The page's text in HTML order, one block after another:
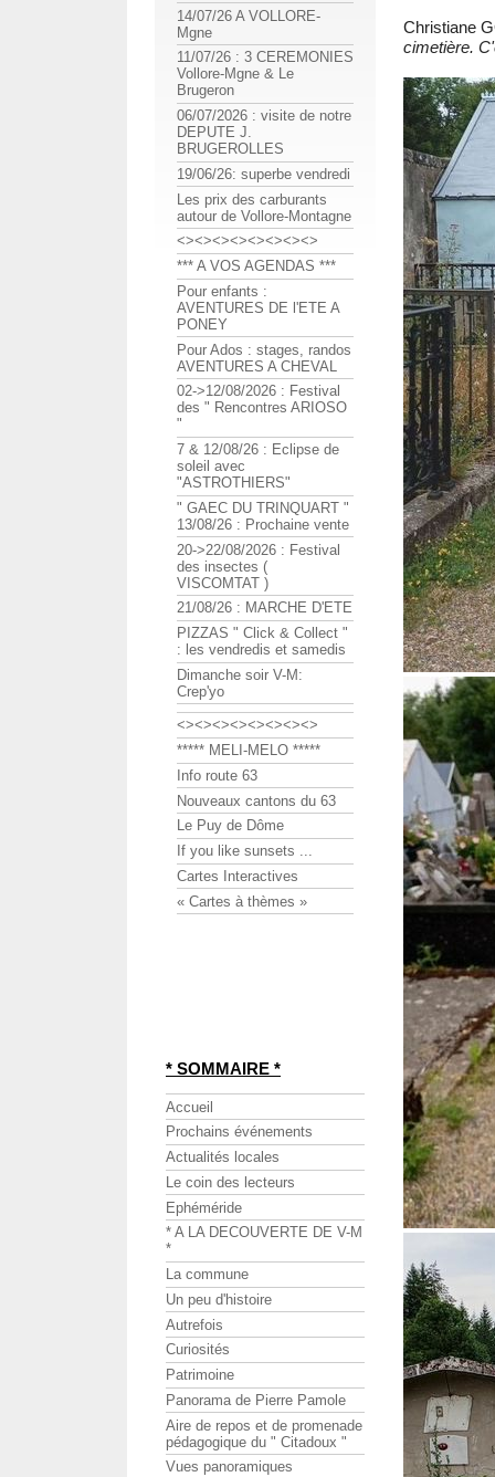
Christiane
cimetière.
14/07/26 A VOLLORE-
Mgne
11/07/26 : 3 CEREMONIES
Vollore-Mgne & Le
Brugeron
06/07/2026 : visite de notre
DEPUTE J.
BRUGEROLLES
19/06/26: superbe vendredi
Les prix des carburants
autour de Vollore-Montagne
<><><><><><><><>
*** A VOS AGENDAS ***
Pour enfants :
AVENTURES DE l'ETE A
PONEY
Pour Ados : stages, randos
AVENTURES A CHEVAL
02->12/08/2026 : Festival
des " Rencontres ARIOSO
"
7 & 12/08/26 : Eclipse de
soleil avec
"ASTROTHIERS"
" GAEC DU TRINQUART "
13/08/26 : Prochaine vente
20->22/08/2026 : Festival
des insectes (
VISCOMTAT )
21/08/26 : MARCHE D'ETE
PIZZAS " Click & Collect "
: les vendredis et samedis
Dimanche soir V-M:
Crep'yo
<><><><><><><><>
***** MELI-MELO *****
Info route 63
Nouveaux cantons du 63
Le Puy de Dôme
If you like sunsets ...
Cartes Interactives
« Cartes à thèmes »
* SOMMAIRE *
Accueil
Prochains événements
Actualités locales
Le coin des lecteurs
Ephéméride
* A LA DECOUVERTE DE V-M
*
La commune
Un peu d'histoire
Autrefois
Curiosités
Patrimoine
Panorama de Pierre Pamole
Aire de repos et de promenade
pédagogique du " Citadoux "
Vues panoramiques